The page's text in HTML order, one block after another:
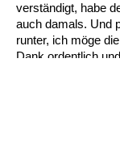
verständigt, habe
auch damals. Und
runter, ich möge
Dank ordentlich